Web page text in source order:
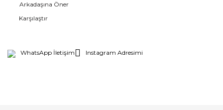
Arkadaşına Öner
Karşılaştır
WhatsApp İletişim Instagram Adresimi